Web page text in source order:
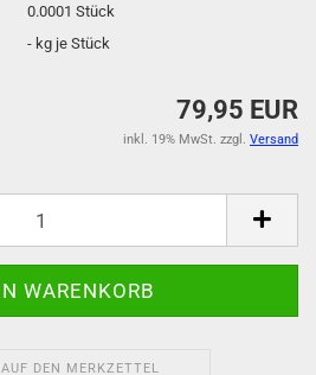
0.0001Stück
- kg je Stück
79,95 EUR
inkl. 19% MwSt. zzgl. Versand
AUF DEN MERKZETTEL